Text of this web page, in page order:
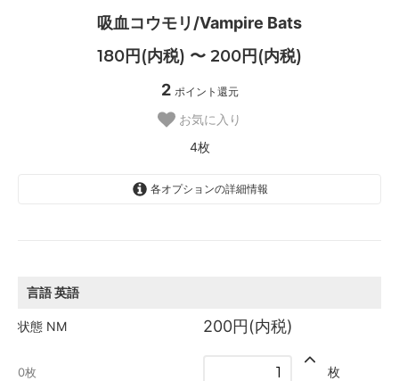
吸血コウモリ/Vampire Bats
180円(内税) 〜 200円(内税)
2 ポイント還元
お気に入り
4枚
各オプションの詳細情報
英語
180円(内税)
言語英語
状態 NM 200円(内税)
0枚 枚